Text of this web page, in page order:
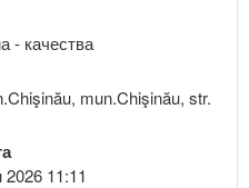
- качества
mun.Chişinău, str.
11:11